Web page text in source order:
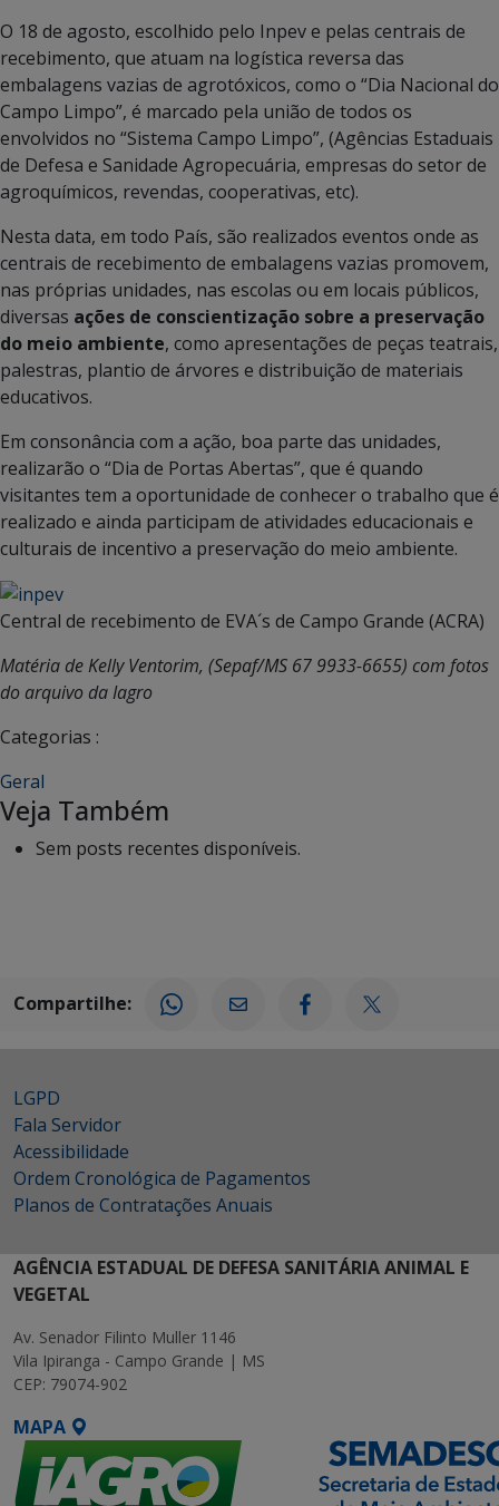
O 18 de agosto, escolhido pelo Inpev e pelas centrais de
recebimento, que atuam na logística reversa das
embalagens vazias de agrotóxicos, como o “Dia Nacional do
Campo Limpo”, é marcado pela união de todos os
envolvidos no “Sistema Campo Limpo”, (Agências Estaduais
de Defesa e Sanidade Agropecuária, empresas do setor de
agroquímicos, revendas, cooperativas, etc).
Nesta data, em todo País, são realizados eventos onde as
centrais de recebimento de embalagens vazias promovem,
nas próprias unidades, nas escolas ou em locais públicos,
diversas ações de conscientização sobre a preservação
do meio ambiente, como apresentações de peças teatrais,
palestras, plantio de árvores e distribuição de materiais
educativos.
Em consonância com a ação, boa parte das unidades,
realizarão o “Dia de Portas Abertas”, que é quando
visitantes tem a oportunidade de conhecer o trabalho que é
realizado e ainda participam de atividades educacionais e
culturais de incentivo a preservação do meio ambiente.
Central de recebimento de EVA´s de Campo Grande (ACRA)
Matéria de Kelly Ventorim, (Sepaf/MS 67 9933-6655) com fotos
do arquivo da Iagro
Categorias :
Geral
Veja Também
Sem posts recentes disponíveis.
Compartilhe:
LGPD
Fala Servidor
Acessibilidade
Ordem Cronológica de Pagamentos
Planos de Contratações Anuais
AGÊNCIA ESTADUAL DE DEFESA SANITÁRIA ANIMAL E
VEGETAL
Av. Senador Filinto Muller 1146
Vila Ipiranga - Campo Grande | MS
CEP: 79074-902
MAPA